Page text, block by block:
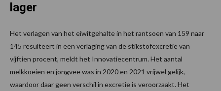
lager
Het verlagen van het eiwitgehalte in het rantsoen van 159 naar
145 resulteert in een verlaging van de stikstofexcretie van
vijftien procent, meldt het Innovatiecentrum. Het aantal
melkkoeien en jongvee was in 2020 en 2021 vrijwel gelijk,
waardoor daar geen verschil in excretie is veroorzaakt. Het